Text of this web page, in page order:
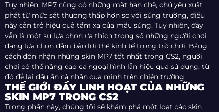
Tuy nhiên, MP7 cũng có những mặt hạn chế, chủ yếu xuất
phát từ mức sát thương thấp hơn so với súng trường, điều
này cản trở hiệu quả tầm xa của mẫu súng. Tuy nhiên, đây
vẫn là một sự lựa chọn ưa thích trong số những người chơi
đang lựa chọn đảm bảo lợi thế kinh tế trong trò chơi. Bằng
cách đón nhận những skin MP7 tốt nhất trong CS2, người
chơi có thể nâng cao cả ngoại hình lẫn hiệu quả sử dụng, từ
đó để lại dấu ấn cá nhân của mình trên chiến trường.
THẾ GIỚI ĐẦY LINH HOẠT CỦA NHỮNG
SKIN MP7 TRONG CS2
Trong phần này, chúng tôi sẽ khám phá một loạt các skin